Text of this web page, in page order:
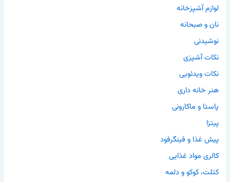
لوازم آشپزخانه
نان و صبحانه
نوشیدنی
نکات آشپزی
نکات ویدئویی
هنر خانه داری
پاستا و ماکارونی
پیتزا
پیش غذا و فینگرفود
کالری مواد غذایی
کتلت، کوکو و دلمه